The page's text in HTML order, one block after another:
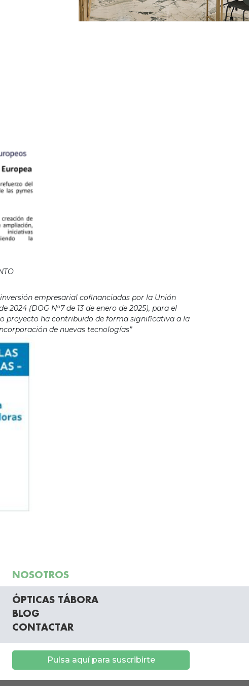
empresarial cofinanciadas por la Unión
(DOG Nº7 de 13 de enero de 2025), para el
proyecto ha contribuido de forma significativa a la
de nuevas tecnologías”
NOSOTROS
ÓPTICAS TÁBORA
BLOG
CONTACTAR
Pulsa aquí para suscribirte